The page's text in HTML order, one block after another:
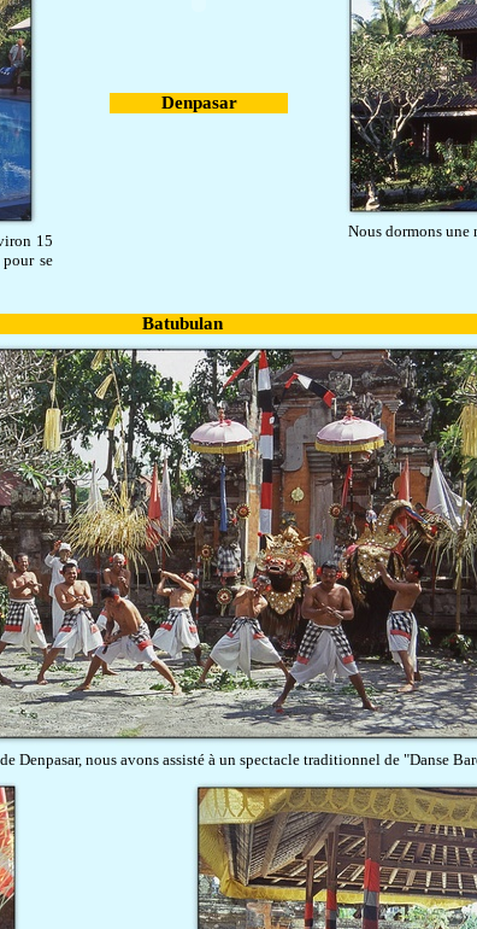
15
se
Denpasar
Nous dormons une
Batubulan
Denpasar, nous avons assisté à un spectacle traditionnel de "Danse